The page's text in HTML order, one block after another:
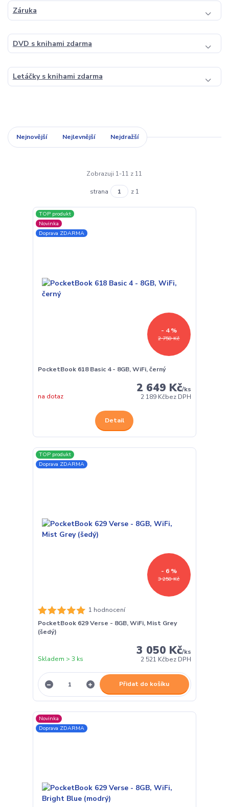
Záruka
DVD s knihami zdarma
Letáčky s knihami zdarma
Nejnovější Nejlevnější Nejdražší
Zobrazuji 1-11 z 11
strana z 1
TOP produkt
Novinka
Doprava ZDARMA
2 750 Kč
- 4 %
PocketBook 618 Basic 4 - 8GB, WiFi, černý
2 649 Kč/ks
2 189 Kčbez DPH
na dotaz
Detail
TOP produkt
Doprava ZDARMA
3 250 Kč
- 6 %
1 hodnocení
PocketBook 629 Verse - 8GB, WiFi, Mist Grey
(šedý)
3 050 Kč/ks
2 521 Kčbez DPH
Skladem > 3 ks
Přidat do košíku
Novinka
Doprava ZDARMA